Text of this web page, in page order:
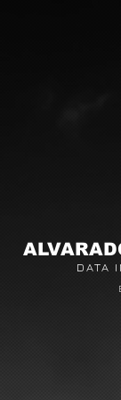
DATA